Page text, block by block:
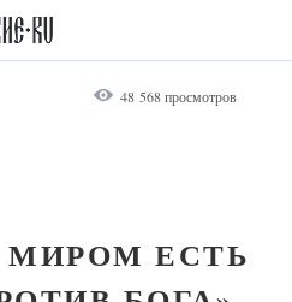
48 568 просмотров
МИРОМ ЕСТЬ